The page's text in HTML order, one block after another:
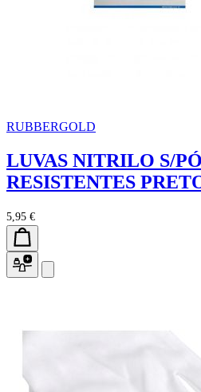
RUBBERGOLD
LUVAS NITRILO S/
RESISTENTES
5,95 €